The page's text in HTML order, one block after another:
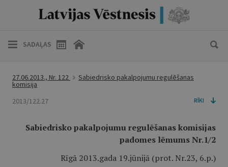
SADAĻAS
27.06.2013., Nr. 122 Sabiedrisko pakalpojumu regulēšanas
komisija
2013/122.27
RĪKI
Sabiedrisko pakalpojumu regulēšanas komisijas
padomes lēmums Nr.1/2
Rīgā 2013.gada 19.jūnijā (prot. Nr.23, 6.p.)